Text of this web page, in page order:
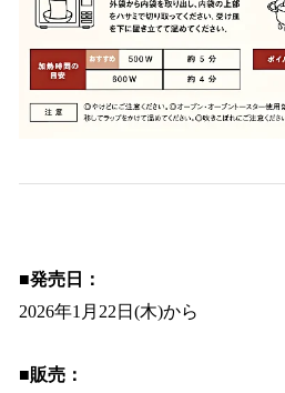
■発売日：
2026年1月22日(木)から
■販売：